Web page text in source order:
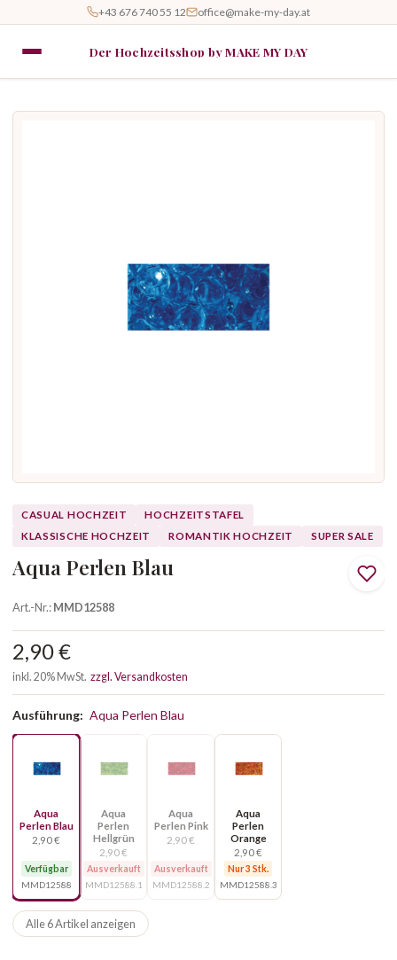
+43 676 740 55 12 office@make-my-day.at
Der Hochzeitsshop by MAKE MY DAY
CASUAL HOCHZEIT
HOCHZEITSTAFEL
KLASSISCHE HOCHZEIT
ROMANTIK HOCHZEIT SUPER SALE
Aqua Perlen Blau
Art.-Nr.:MMD12588
2,90 €
inkl. 20% MwSt. zzgl. Versandkosten
Ausführung: Aqua Perlen Blau
Aqua
Perlen Blau
2,90 €
Verfügbar
MMD12588
Aqua
Perlen
Hellgrün
2,90 €
Ausverkauft
MMD12588.1
Aqua
Perlen Pink
2,90 €
Ausverkauft
MMD12588.2
Aqua
Perlen
Orange
2,90 €
Nur 3 Stk.
MMD12588.3
Alle 6 Artikel anzeigen